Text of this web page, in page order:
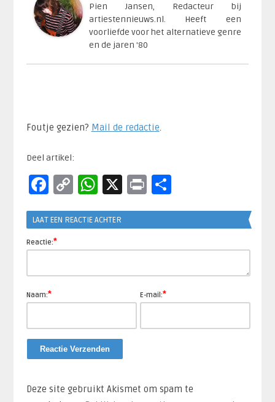
Pien Jansen, Redacteur bij
artiestennieuws.nl. Heeft een
voorliefde voor het alternatieve genre
en de jaren '80
Foutje gezien? Mail de redactie
Deel artikel:
Facebook
CopyWhatsApp
X PrintDelen
LAAT EEN REACTIE ACHTER
Reactie:*
Naam:* E-mail:*
Deze site gebruikt Akismet om spam te